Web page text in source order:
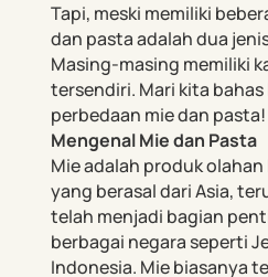
Tapi, meski memiliki
dan pasta adalah dua
Masing-masing memiliki
tersendiri. Mari kita bahas
perbedaan mie dan pasta!
Mengenal Mie dan Pasta
Mie adalah produk
yang berasal dari Asia,
telah menjadi bagian
berbagai negara seperti
Indonesia. Mie biasanya